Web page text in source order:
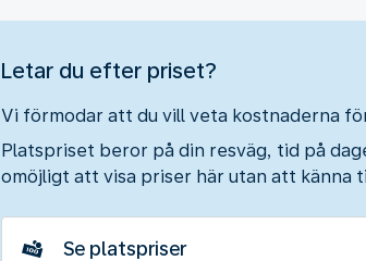
Letar du efter priset?
Vi förmodar att du vill veta kostnaderna
Platspriset beror på din resväg, tid på
omöjligt att visa priser här utan att känna
Se platspriser